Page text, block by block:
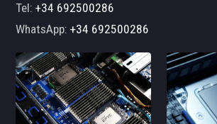
Tel:+34 692500286
WhatsApp:+34 692500286